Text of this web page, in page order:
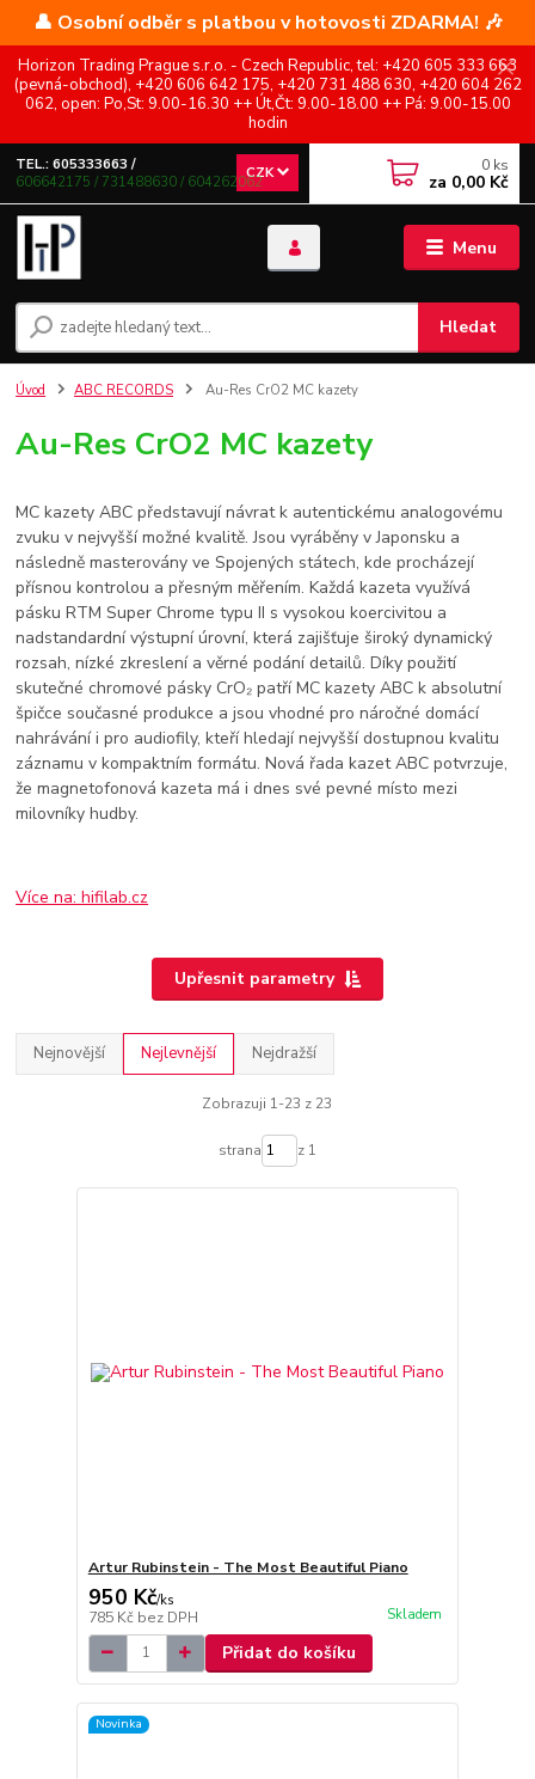
👤 Osobní odběr s platbou v hotovosti ZDARMA! 🎶
Horizon Trading Prague s.r.o. - Czech Republic, tel: +420 605 333 663
(pevná-obchod), +420 606 642 175, +420 731 488 630, +420 604 262
062, open: Po,St: 9.00-16.30 ++ Út,Čt: 9.00-18.00 ++ Pá: 9.00-15.00
hodin
Menu
CZK
Hledat
TEL.: 605333663 /
606642175 / 731488630 / 604262062
0 ks
za 0,00 Kč
Úvod ABC RECORDS Au-Res CrO2 MC kazety
Au-Res CrO2 MC kazety
MC kazety ABC představují návrat k autentickému analogovému
zvuku v nejvyšší možné kvalitě. Jsou vyráběny v Japonsku a
následně masterovány ve Spojených státech, kde procházejí
přísnou kontrolou a přesným měřením. Každá kazeta využívá
pásku RTM Super Chrome typu II s vysokou koercivitou a
nadstandardní výstupní úrovní, která zajišťuje široký dynamický
rozsah, nízké zkreslení a věrné podání detailů. Díky použití
skutečné chromové pásky CrO₂ patří MC kazety ABC k absolutní
špičce současné produkce a jsou vhodné pro náročné domácí
nahrávání i pro audiofily, kteří hledají nejvyšší dostupnou kvalitu
záznamu v kompaktním formátu. Nová řada kazet ABC potvrzuje,
že magnetofonová kazeta má i dnes své pevné místo mezi
milovníky hudby.
Více na: hifilab.cz
Upřesnit parametry
Nejnovější Nejlevnější Nejdražší
Zobrazuji 1-23 z 23
strana z 1
Artur Rubinstein - The Most Beautiful Piano
950 Kč/ks
785 Kč bez DPH Skladem
Přidat do košíku
Novinka